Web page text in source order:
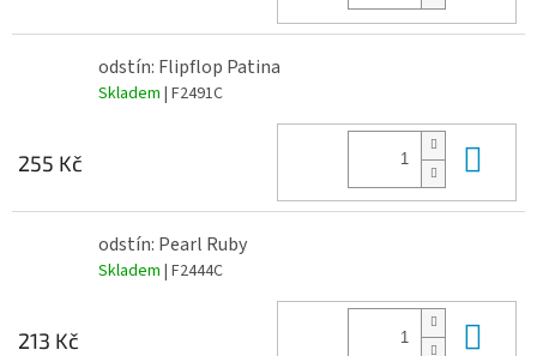
odstín: Flipflop Patina
Skladem | F2491C
255 Kč
odstín: Pearl Ruby
Skladem | F2444C
213 Kč